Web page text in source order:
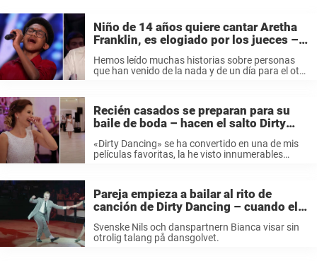
Niño de 14 años quiere cantar Aretha
Franklin, es elogiado por los jueces –
Hemos leído muchas historias sobre personas
que han venido de la nada y de un día para el otro
Recién casados se preparan para su
baile de boda – hacen el salto Dirty
«Dirty Dancing» se ha convertido en una de mis
películas favoritas, la he visto innumerables
Pareja empieza a bailar al rito de
canción de Dirty Dancing – cuando ella
Svenske Nils och danspartnern Bianca visar sin
otrolig talang på dansgolvet.